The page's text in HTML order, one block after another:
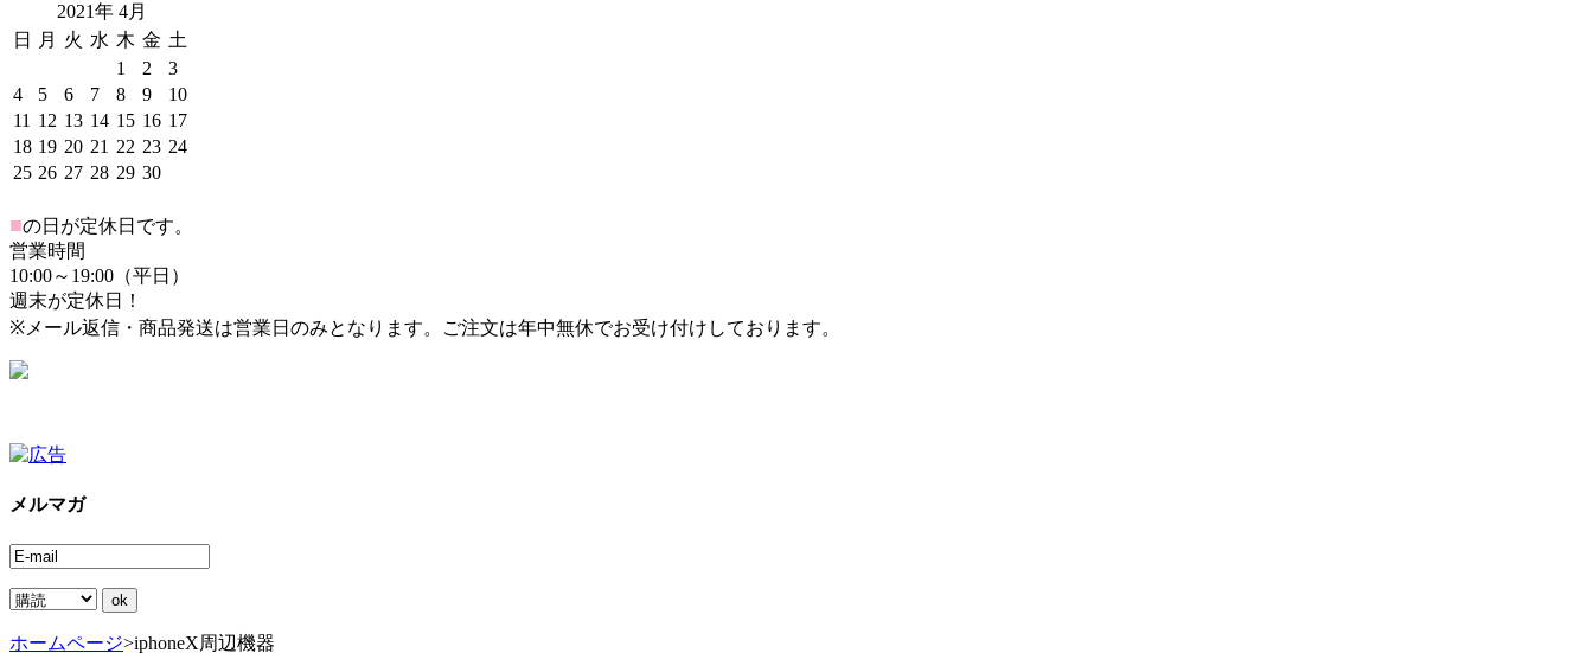
2021年4月
日
月 火 水 木 金 土
1
2
3
4
5 6 7 8 9
10
11 12 13 14 15 16 17
18 19 20 21 22 23 24
25 26 27 28 29 30
■の日が定休日です。
営業時間
10:00～19:00（平日）
週末が定休日！
※メール返信・商品発送は営業日のみとなります。ご注文は年中無休でお受け付けしております。
メルマガ
ホームページ>iphoneX周辺機器